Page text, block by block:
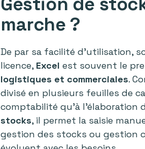
marche ?
De par sa facilité d’utilisation,
licence, Excel est souvent le
logistiques et commerciales.
divisé en plusieurs feuilles de
comptabilité qu’à l’élaboration
stocks, il permet la saisie
gestion des stocks ou gestion